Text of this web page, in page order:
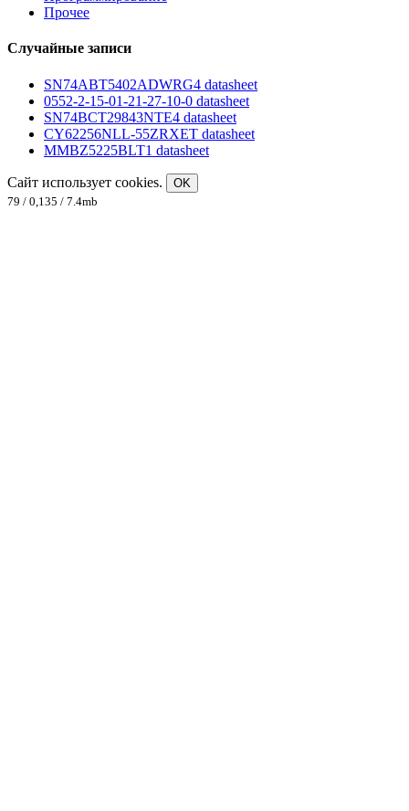
Прочее
Случайные записи
SN74ABT5402ADWRG4 datasheet
0552-2-15-01-21-27-10-0 datasheet
SN74BCT29843NTE4 datasheet
CY62256NLL-55ZRXET datasheet
MMBZ5225BLT1 datasheet
Сайт использует cookies.
OK
79 / 0,135 / 7.4mb